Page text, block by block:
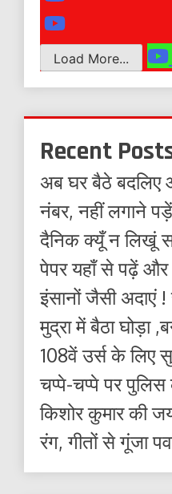
Load More...
Recent
अब घर बैठे बदलिए
नंबर, नहीं लगाने
दैनिक क्यूँ न लिखूं
पेपर यहाँ से पढ़ें
इंसानों जैसी
मुद्रा में बैठा घोड़ा
108वें उर्स के लिए
चप्पे-चप्पे पर पुलिस
किशोर कुमार की
रंग, गीतों से गूंजा